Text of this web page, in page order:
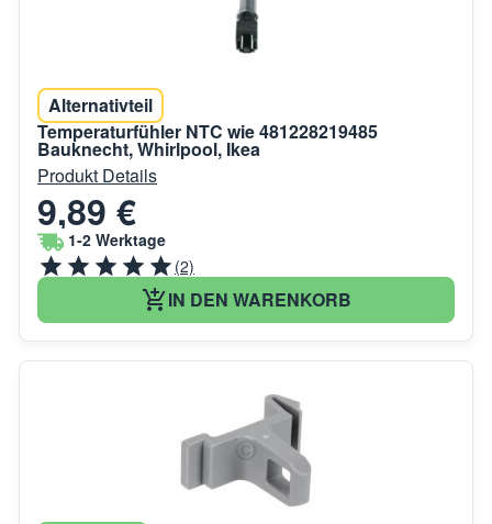
Alternativteil
Temperaturfühler NTC wie 481228219485
Bauknecht, Whirlpool, Ikea
Produkt Details
9,89 €
1-2 Werktage
(2)
IN DEN WARENKORB